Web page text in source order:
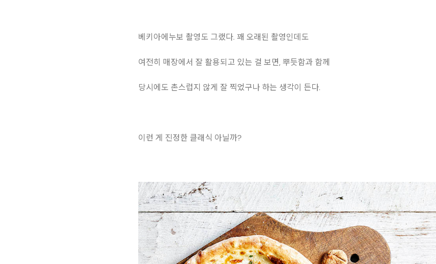
베키아에누보 촬영도 그랬다. 꽤 오래된 촬영인데도
여전히 매장에서 잘 활용되고 있는 걸 보면, 뿌듯함과 함께
당시에도 촌스럽지 않게 잘 찍었구나 하는 생각이 든다.
이런 게 진정한 클래식 아닐까?